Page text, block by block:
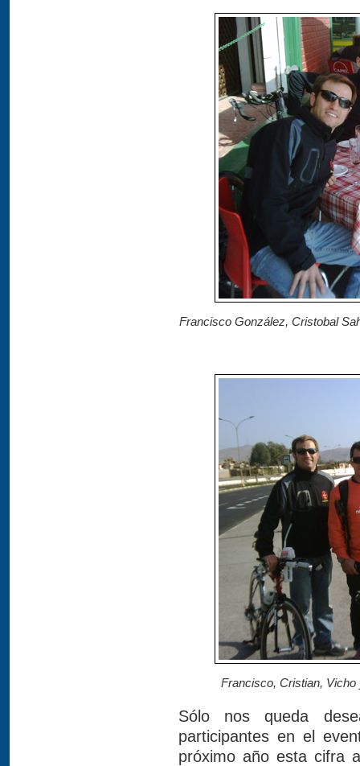
Francisco González, Cristobal
Francisco, Cristian,
Sólo nos queda
participantes en el
próximo año esta cifra